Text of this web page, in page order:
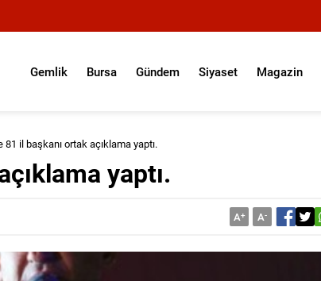
Gemlik Bursa Gündem Siyaset Magazin
81 il başkanı ortak açıklama yaptı.
yaptı.
A+ A-